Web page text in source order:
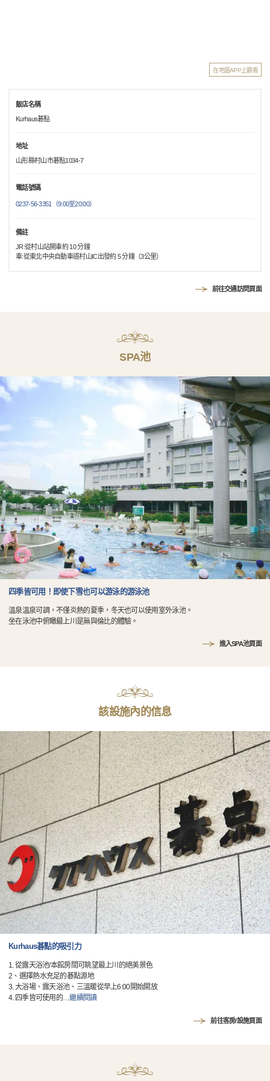
在地圖APP上觀看
飯店名稱
Kurhaus碁點
地址
山形縣村山市碁點1034-7
電話號碼
0237-56-3351（9:00至20:00）
備註
JR:從村山站開車約 10 分鐘
車:從東北中央自動車道村山IC出發約 5 分鐘（3公里）
前往交通訪問頁面
SPA池
四季皆可用！即使下雪也可以游泳的游泳池
溫泉溫泉可調，不僅炎熱的夏季，冬天也可以使用室外泳池。
坐在泳池中俯瞰最上川是無與倫比的體驗。
進入SPA池頁面
該設施內的信息
Kurhaus碁點的吸引力
1. 從露天浴池/本館房間可眺望最上川的絕美景色
2、選擇熱水充足的碁點源地
3. 大浴場、露天浴池、三溫暖從早上6:00開始開放
4. 四季皆可使用的…繼續閱讀
前往客房/設施頁面